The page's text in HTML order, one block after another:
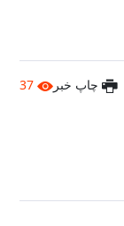
چاپ خبر 37